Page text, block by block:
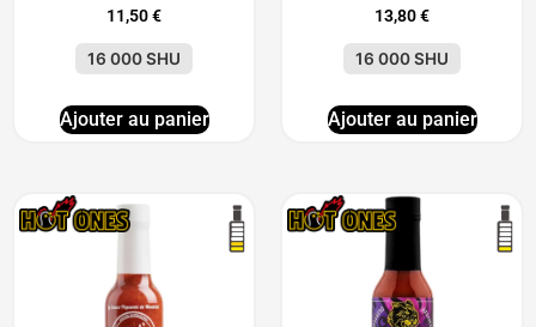
11,50€
16 000 SHU
Ajouter au panier
13,80€
16 000 SHU
Ajouter au panier